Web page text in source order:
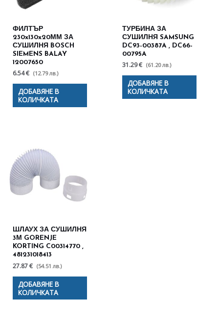
ФИЛТЪР
230x130x20ММ ЗА
СУШИЛНЯ BOSCH
SIEMENS BALAY
12007650
6.54 € (12.79 лв.)
ДОБАВЯНЕ В
КОЛИЧКАТА
ТУРБИНА ЗА
СУШИЛНЯ SAMSUNG
DC93-00387A , DC66-
00795A
31.29 € (61.20 лв.)
ДОБАВЯНЕ В
КОЛИЧКАТА
ШЛАУХ ЗА СУШИЛНЯ
3М GORENJE
KORTING C00314770 ,
481231018413
27.87 € (54.51 лв.)
ДОБАВЯНЕ В
КОЛИЧКАТА